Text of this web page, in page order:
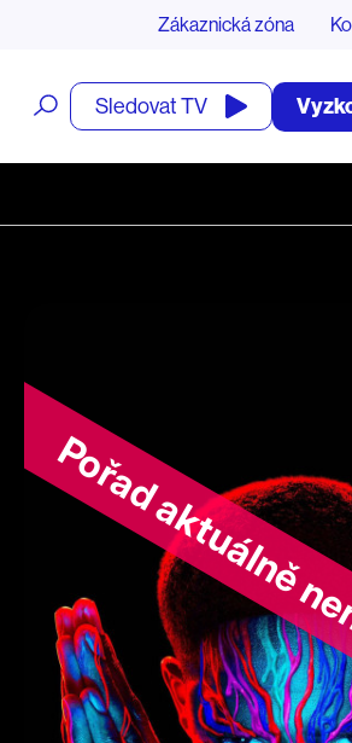
Zákaznická zóna
Otevřít
vyhledávání
Sledovat TV
Pořad